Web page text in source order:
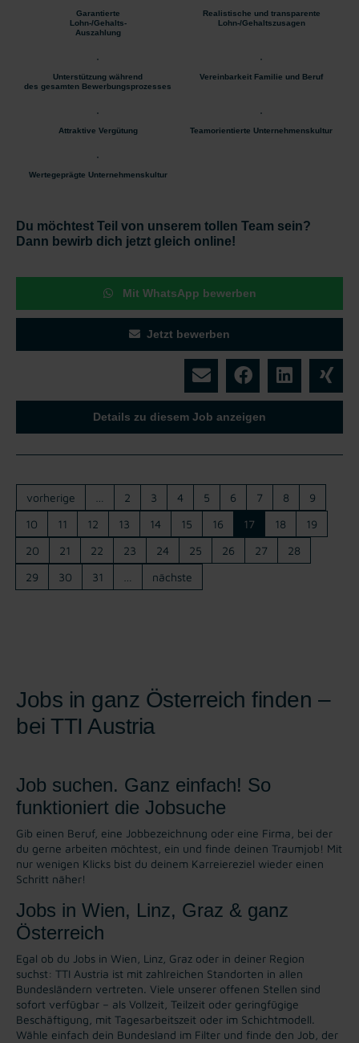
Garantierte
Lohn-/Gehalts-
Auszahlung
Realistische und transparente
Lohn-/Gehaltszusagen
Unterstützung während
des gesamten Bewerbungsprozesses
Vereinbarkeit Familie und Beruf
Attraktive Vergütung Teamorientierte Unternehmenskultur
Wertegeprägte Unternehmenskultur
Du möchtest Teil von unserem tollen Team sein?
Dann bewirb dich jetzt gleich online!
Mit WhatsApp bewerben
Jetzt bewerben
Details zu diesem Job anzeigen
vorherige 2 3 4 5 6 7 8
9
10
11 12 13 14 15 16 17 18
19
20
21 22 23 24 25 26 27
28
29
30 31 nächste
Jobs in ganz Österreich finden –
bei TTI Austria
Job suchen. Ganz einfach! So
funktioniert die Jobsuche
Gib einen Beruf, eine Jobbezeichnung oder eine Firma, bei der
du gerne arbeiten möchtest, ein und finde deinen Traumjob! Mit
nur wenigen Klicks bist du deinem Karreiereziel wieder einen
Schritt näher!
Jobs in Wien, Linz, Graz & ganz
Österreich
Egal ob du Jobs in Wien, Linz, Graz oder in deiner Region
suchst: TTI Austria ist mit zahlreichen Standorten in allen
Bundesländern vertreten. Viele unserer offenen Stellen sind
sofort verfügbar – als Vollzeit, Teilzeit oder geringfügige
Beschäftigung, mit Tagesarbeitszeit oder im Schichtmodell.
Wähle einfach dein Bundesland im Filter und finde den Job, der